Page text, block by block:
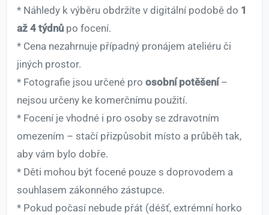
* Náhledy k výběru obdržíte v digitální podobě do 1
až 4 týdnů po focení.
* Cena nezahrnuje případný pronájem ateliéru či
jiných prostor.
* Fotografie jsou určené pro osobní potěšení–
nejsou určeny ke komerčnímu použití.
* Focení je vhodné i pro osoby se zdravotním
omezením – stačí přizpůsobit místo a průběh tak,
aby vám bylo dobře.
* Děti mohou být focené pouze s doprovodem a
souhlasem zákonného zástupce.
* Pokud počasí nebude přát (déšť, extrémní horko